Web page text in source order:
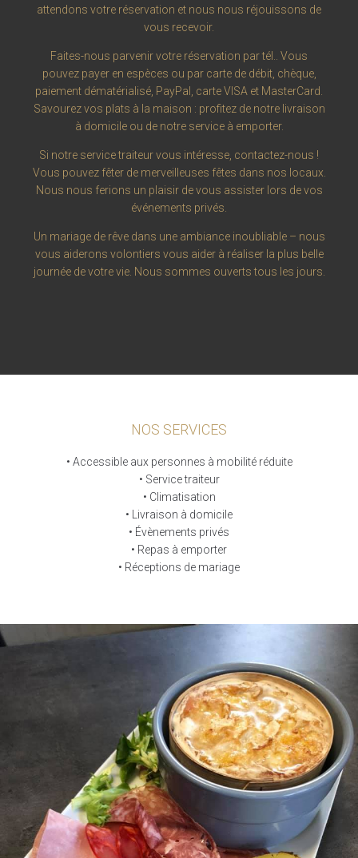
attendons votre réservation et nous nous réjouissons de
vous recevoir.
Faites-nous parvenir votre réservation par tél.. Vous
pouvez payer en espèces ou par carte de débit, chèque,
paiement dématérialisé, PayPal, carte VISA et MasterCard.
Savourez vos plats à la maison : profitez de notre livraison
à domicile ou de notre service à emporter.
Si notre service traiteur vous intéresse, contactez-nous !
Vous pouvez fêter de merveilleuses fêtes dans nos locaux.
Nous nous ferions un plaisir de vous assister lors de vos
événements privés.
Un mariage de rêve dans une ambiance inoubliable – nous
vous aiderons volontiers vous aider à réaliser la plus belle
journée de votre vie. Nous sommes ouverts tous les jours.
NOS SERVICES
• Accessible aux personnes à mobilité réduite
• Service traiteur
• Climatisation
• Livraison à domicile
• Évènements privés
• Repas à emporter
• Réceptions de mariage